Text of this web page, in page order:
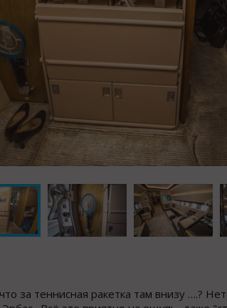
за теннисная ракетка там внизу ….?